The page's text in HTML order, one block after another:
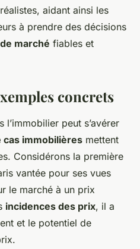
aidant ainsi les
à prendre des décisions
marché fiables et
concrets
l’immobilier peut s’avérer
cas immobilières mettent
Considérons la première
vantée pour ses vues
le marché à un prix
incidences des prix, il a
et le potentiel de